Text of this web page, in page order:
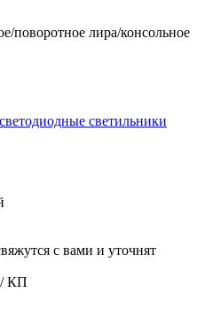
поворотное лира/консольное
светильники
с вами и уточнят
/ КП